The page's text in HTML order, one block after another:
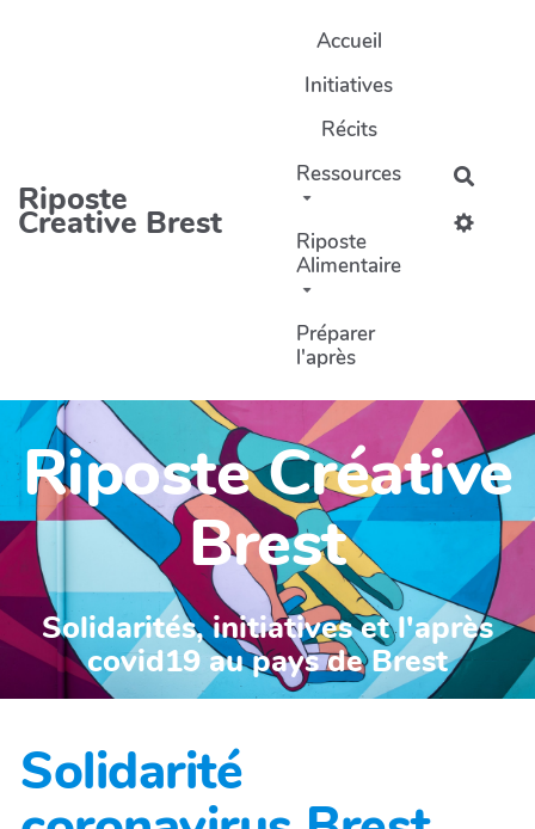
Riposte
Creative Brest
Accueil
Initiatives
Récits
Ressources
Riposte
Alimentaire
Préparer
l'après
Riposte Créative
Brest
Solidarités, initiatives et l'après
covid19 au pays de Brest
Solidarité